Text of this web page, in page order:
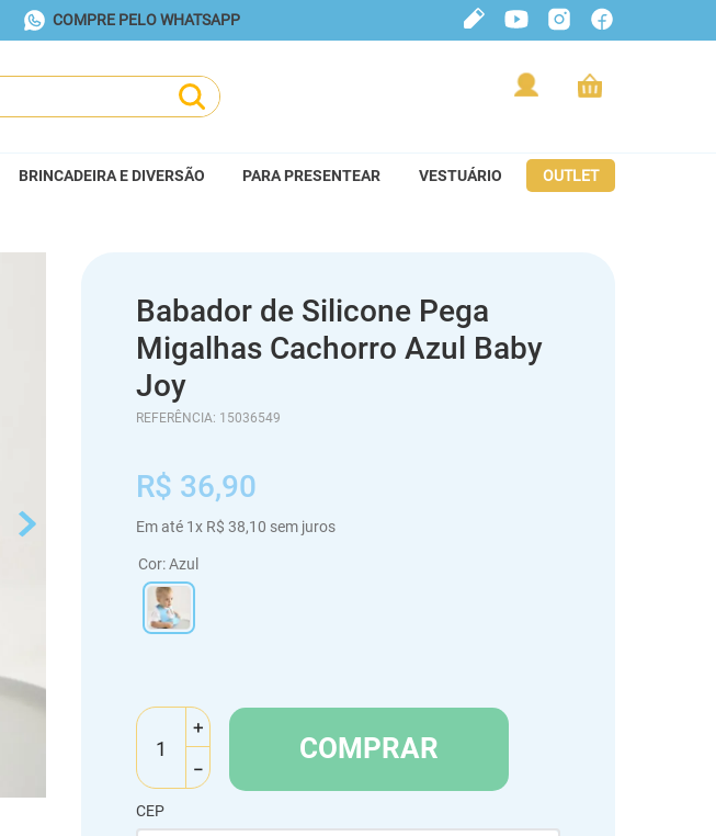
COMPRE PELO WHATSAPP
BRINCADEIRA E DIVERSÃO PARA PRESENTEAR VESTUÁRIO OUTLET
Babador de Silicone Pega
Migalhas Cachorro Azul Baby
Joy
REFERÊNCIA: 15036549
R$ 36,90
Em até 1x R$ 38,10 sem juros
Cor: Azul
＋
－
COMPRAR
CEP